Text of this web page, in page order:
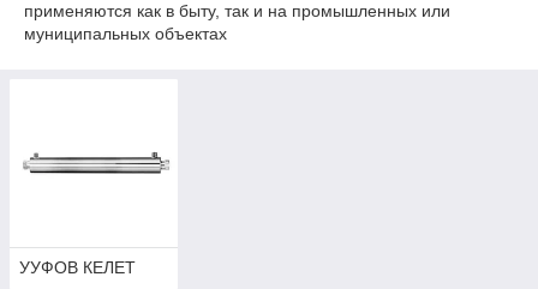
применяются как в быту, так и на промышленных или
муниципальных объектах
УУФОВ КЕЛЕТ